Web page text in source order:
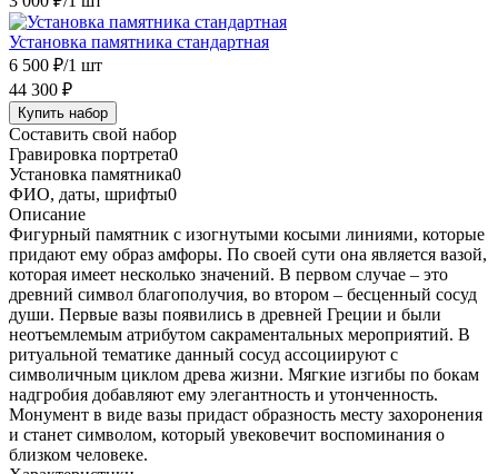
Установка памятника стандартная
6 500 ₽/1 шт
44 300 ₽
Купить набор
Составить свой набор
Гравировка портрета0
Установка памятника0
ФИО, даты, шрифты0
Описание
Фигурный памятник с изогнутыми косыми линиями, которые
придают ему образ амфоры. По своей сути она является вазой,
которая имеет несколько значений. В первом случае – это
древний символ благополучия, во втором – бесценный сосуд
души. Первые вазы появились в древней Греции и были
неотъемлемым атрибутом сакраментальных мероприятий. В
ритуальной тематике данный сосуд ассоциируют с
символичным циклом древа жизни. Мягкие изгибы по бокам
надгробия добавляют ему элегантность и утонченность.
Монумент в виде вазы придаст образность месту захоронения
и станет символом, который увековечит воспоминания о
близком человеке.